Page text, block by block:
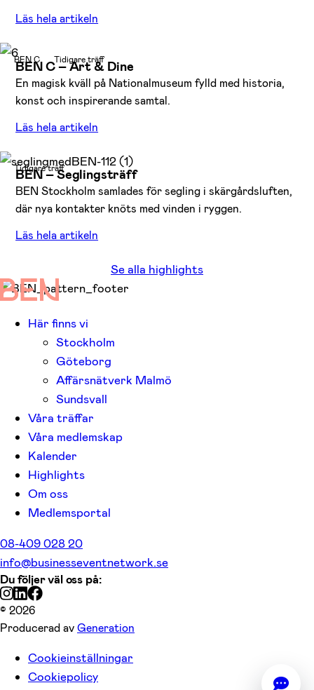
Läs hela artikeln
BEN C Tidigare träff
BEN C – Art & Dine
En magisk kväll på Nationalmuseum fylld med historia,
konst och inspirerande samtal.
Läs hela artikeln
Tidigare träff
BEN – Seglingsträff
BEN Stockholm samlades för segling i skärgårdsluften,
där nya kontakter knöts med vinden i ryggen.
Läs hela artikeln
Se alla highlights
Här finns vi
Stockholm
Göteborg
Affärsnätverk Malmö
Sundsvall
Våra träffar
Våra medlemskap
Kalender
Highlights
Om oss
Medlemsportal
08-409 028 20
info@businesseventnetwork.se
Du följer väl oss på:
© 2026
Producerad av Generation
Cookieinställningar
Cookiepolicy